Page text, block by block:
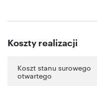
Koszty realizacji
Koszt stanu surowego
otwartego